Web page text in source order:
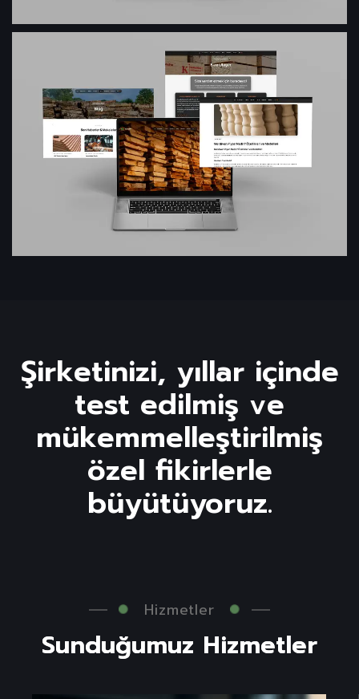
Şirketinizi, yıllar içinde
test edilmiş ve
mükemmelleştirilmiş
özel fikirlerle
büyütüyoruz.
Hizmetler
Sunduğumuz Hizmetler